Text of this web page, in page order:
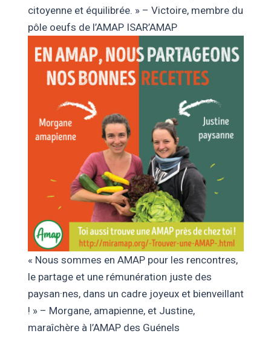
citoyenne et équilibrée. » – Victoire, membre du
pôle oeufs de l’AMAP ISAR’AMAP
« Nous sommes en AMAP pour les rencontres,
le partage et une rémunération juste des
paysan·nes, dans un cadre joyeux et bienveillant
! » – Morgane, amapienne, et Justine,
maraîchère à l’AMAP des Guénels